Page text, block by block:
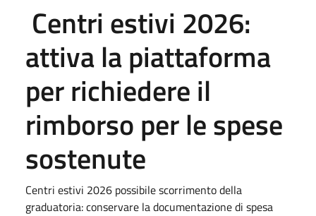
Centri estivi 2026:
attiva la piattaforma
per richiedere il
rimborso per le spese
sostenute
Centri estivi 2026 possibile scorrimento della
graduatoria: conservare la documentazione di spesa